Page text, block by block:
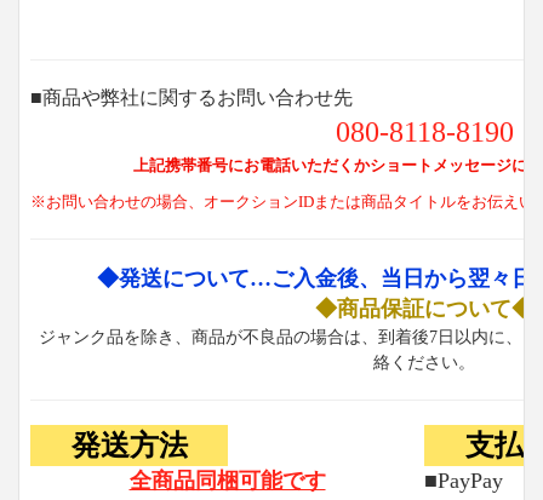
■商品や弊社に関するお問い合わせ先
080-8118-8190
上記携帯番号にお電話いただくかショートメッセージに
※お問い合わせの場合、オークションIDまたは商品タイトルをお伝えい
◆発送について…ご入金後、当日から翌々日
◆商品保証について◆
ジャンク品を除き、商品が不良品の場合は、到着後7日以内に、
絡ください。
発送方法
全商品同梱可能です
支払
■PayPay